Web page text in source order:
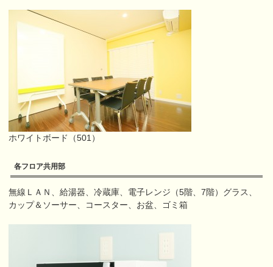
ホワイトボード（501）
各フロア共用部
無線ＬＡＮ、給湯器、冷蔵庫、電子レンジ（5階、7階）グラス、
カップ＆ソーサー、コースター、お盆、ゴミ箱